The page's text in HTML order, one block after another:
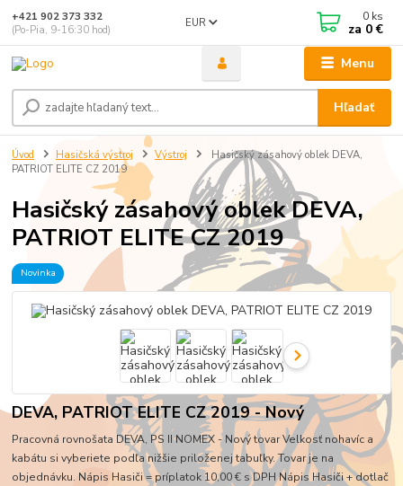
Menu
EUR
Hľadať
+421 902 373 332
(Po-Pia, 9-16:30 hod)
0 ks
za 0 €
Úvod Hasičská výstroj Výstroj
Hasičský zásahový oblek DEVA,
PATRIOT ELITE CZ 2019
Hasičský zásahový oblek DEVA,
PATRIOT ELITE CZ 2019
Novinka
DEVA, PATRIOT ELITE CZ 2019 - Nový
Pracovná rovnošata DEVA, PS II NOMEX - Nový tovar Velkosť nohavíc a
kabátu si vyberiete podľa nižšie priloženej tabuľky. Tovar je na
objednávku. Nápis Hasiči = príplatok 10,00 € s DPH Nápis Hasiči + dotlač